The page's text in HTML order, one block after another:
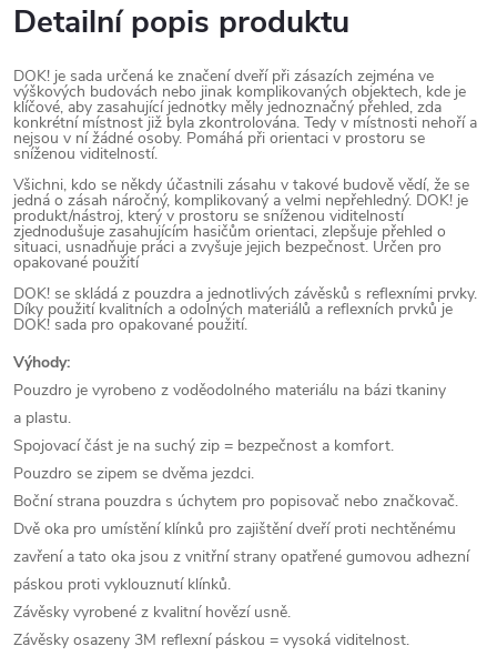
Detailní popis produktu
DOK! je sada určená ke značení dveří při zásazích zejména ve
výškových budovách nebo jinak komplikovaných objektech, kde je
klíčové, aby zasahující jednotky měly jednoznačný přehled, zda
konkrétní místnost již byla zkontrolována. Tedy v místnosti nehoří a
nejsou v ní žádné osoby. Pomáhá při orientaci v prostoru se
sníženou viditelností.
Všichni, kdo se někdy účastnili zásahu v takové budově vědí, že se
jedná o zásah náročný, komplikovaný a velmi nepřehledný. DOK! je
produkt/nástroj, který v prostoru se sníženou viditelností
zjednodušuje zasahujícím hasičům orientaci, zlepšuje přehled o
situaci, usnadňuje práci a zvyšuje jejich bezpečnost. Určen pro
opakované použití
DOK! se skládá z pouzdra a jednotlivých závěsků s reflexními prvky.
Díky použití kvalitních a odolných materiálů a reflexních prvků je
DOK! sada pro opakované použití.
Výhody:
Pouzdro je vyrobeno z voděodolného materiálu na bázi tkaniny
a plastu.
Spojovací část je na suchý zip = bezpečnost a komfort.
Pouzdro se zipem se dvěma jezdci.
Boční strana pouzdra s úchytem pro popisovač nebo značkovač.
Dvě oka pro umístění klínků pro zajištění dveří proti nechtěnému
zavření a tato oka jsou z vnitřní strany opatřené gumovou adhezní
páskou proti vyklouznutí klínků.
Závěsky vyrobené z kvalitní hovězí usně.
Závěsky osazeny 3M reflexní páskou = vysoká viditelnost.